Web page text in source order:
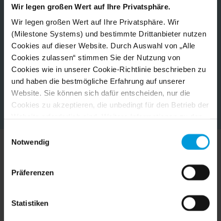
Wir legen großen Wert auf Ihre Privatsphäre.
Wir legen großen Wert auf Ihre Privatsphäre. Wir
(Milestone Systems) und bestimmte Drittanbieter nutzen
Cookies auf dieser Website. Durch Auswahl von „Alle
Cookies zulassen“ stimmen Sie der Nutzung von
Cookies wie in unserer Cookie-Richtlinie beschrieben zu
und haben die bestmögliche Erfahrung auf unserer
Website. Sie können sich dafür entscheiden, nur die
Cookies zu akzeptieren, die unbedingt für den Betrieb der
Sie, wenn Sie auf „Details anzeigen“ klicken.
. Für Google-
Cookies können Sie unter folgender Adresse auch ein
Analytics installieren:
https://tools.google.com/dlpage/gaoptout?hl=en-GB.
Notwendig
Präferenzen
Statistiken
Milestone in Aktion erleben
Erfahren Sie, wie diese verschiedenen Kunden ihre
Videotechnologielösungen mit Milestone zentralisieren